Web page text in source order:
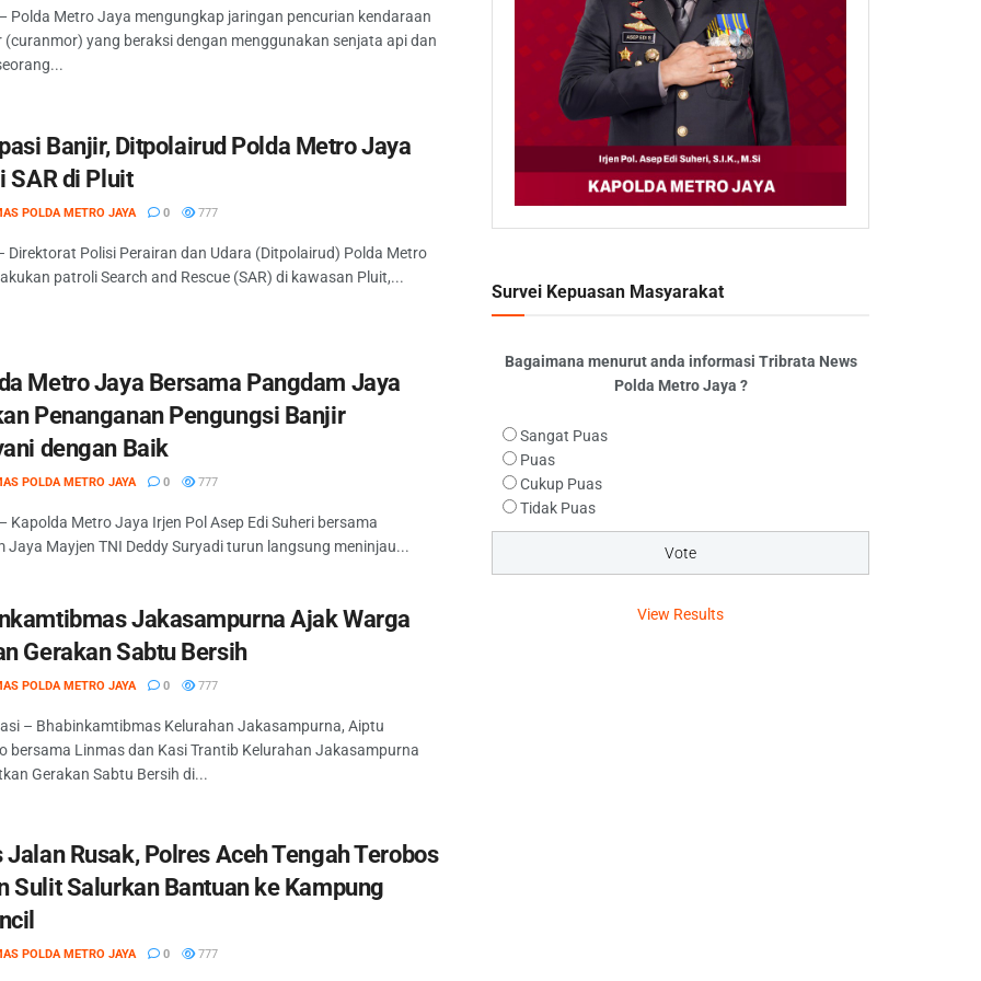
Polda Metro Jaya mengungkap jaringan pencurian kendaraan
(curanmor) yang beraksi dengan menggunakan senjata api dan
Banjir, Ditpolairud Polda Metro Jaya
SAR di Pluit
POLDA METRO JAYA 0 777
Direktorat Polisi Perairan dan Udara (Ditpolairud) Polda Metro
patroli Search and Rescue (SAR) di kawasan Pluit,...
Metro Jaya Bersama Pangdam Jaya
Penanganan Pengungsi Banjir
dengan Baik
POLDA METRO JAYA 0 777
Kapolda Metro Jaya Irjen Pol Asep Edi Suheri bersama
Jaya Mayjen TNI Deddy Suryadi turun langsung meninjau...
Jakasampurna Ajak Warga
Gerakan Sabtu Bersih
POLDA METRO JAYA 0 777
– Bhabinkamtibmas Kelurahan Jakasampurna, Aiptu
bersama Linmas dan Kasi Trantib Kelurahan Jakasampurna
Gerakan Sabtu Bersih di...
Jalan Rusak, Polres Aceh Tengah Terobos
Sulit Salurkan Bantuan ke Kampung
POLDA METRO JAYA 0 777
Survei Kepuasan Masyarakat
Bagaimana menurut anda informasi Tribrata News
Polda Metro Jaya ?
Sangat Puas
Puas
Cukup Puas
Tidak Puas
View Results